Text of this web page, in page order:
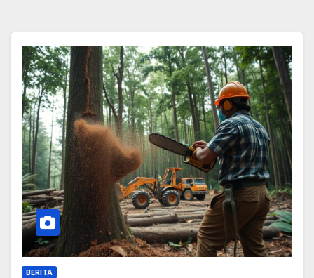
BERITA